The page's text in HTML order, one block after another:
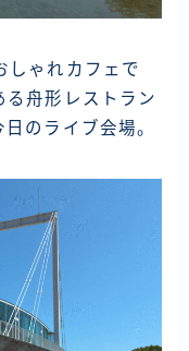
しゃれカフェで
舟形レストラン
のライブ会場。